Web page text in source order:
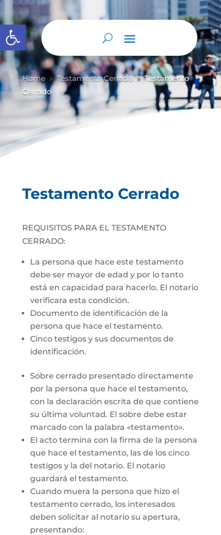
Abrir barra de herramientas
Home 9 Testamento Cerrado 9 Testamento
Cerrado
Testamento Cerrado
REQUISITOS PARA EL TESTAMENTO
CERRADO:
La persona que hace este testamento
debe ser mayor de edad y por lo tanto
está en capacidad para hacerlo. El notario
verificara esta condición.
Documento de identificación de la
persona que hace el testamento.
Cinco testigos y sus documentos de
identificación.
Sobre cerrado presentado directamente
por la persona que hace el testamento,
con la declaración escrita de que contiene
su última voluntad. El sobre debe estar
marcado con la palabra «testamento».
El acto termina con la firma de la persona
que hace el testamento, las de los cinco
testigos y la del notario. El notario
guardará el testamento.
Cuando muera la persona que hizo el
testamento cerrado, los interesados
deben solicitar al notario su apertura,
presentando: